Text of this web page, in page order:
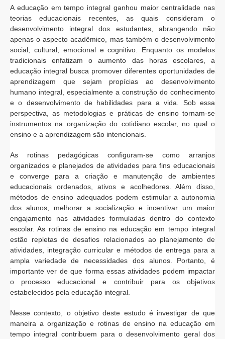
A educação em tempo integral ganhou maior centralidade nas
teorias educacionais recentes, as quais consideram o
desenvolvimento integral dos estudantes, abrangendo não
apenas o aspecto acadêmico, mas também o desenvolvimento
social, cultural, emocional e cognitivo. Enquanto os modelos
tradicionais enfatizam o aumento das horas escolares, a
educação integral busca promover diferentes oportunidades de
aprendizagem que sejam propícias ao desenvolvimento
humano integral, especialmente a construção do conhecimento
e o desenvolvimento de habilidades para a vida. Sob essa
perspectiva, as metodologias e práticas de ensino tornam-se
instrumentos na organização do cotidiano escolar, no qual o
ensino e a aprendizagem são intencionais.
As rotinas pedagógicas configuram-se como arranjos
organizados e planejados de atividades para fins educacionais
e converge para a criação e manutenção de ambientes
educacionais ordenados, ativos e acolhedores. Além disso,
métodos de ensino adequados podem estimular a autonomia
dos alunos, melhorar a socialização e incentivar um maior
engajamento nas atividades formuladas dentro do contexto
escolar. As rotinas de ensino na educação em tempo integral
estão repletas de desafios relacionados ao planejamento de
atividades, integração curricular e métodos de entrega para a
ampla variedade de necessidades dos alunos. Portanto, é
importante ver de que forma essas atividades podem impactar
o processo educacional e contribuir para os objetivos
estabelecidos pela educação integral.
Nesse contexto, o objetivo deste estudo é investigar de que
maneira a organização e rotinas de ensino na educação em
tempo integral contribuem para o desenvolvimento geral dos